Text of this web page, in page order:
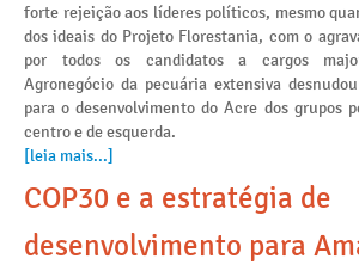
forte rejeição aos líderes políticos, mesmo
dos ideais do Projeto Florestania, com o
por todos os candidatos a cargos
Agronegócio da pecuária extensiva
para o desenvolvimento do Acre dos grupos
centro e de esquerda.
[leia mais...]
COP30 e a estratégia de
desenvolvimento para